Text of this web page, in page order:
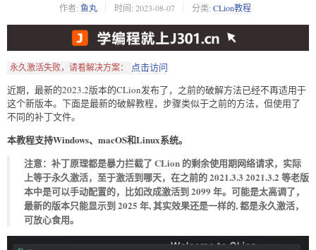
作者: 鱼丸 时间: 2023-08-07 分类: CLion教程
永久激活失败，请看解决方案：
点击访问
近期，最新的2023.2版本的CLion发布了，之前的破解方法已经不再适用于
这个新版本。下面是最新的破解教程，步骤类似于之前的方法，但使用了
不同的补丁文件。
本教程支持Windows、macOS和Linux系统。
注意：补丁原理都是暴力拦截了 CLion 的剩余使用期网络请求，实际
上等于永久激活，至于激活到哪天，在之前的 2021.3.3 2021.3.2 等老版
本中是可以手动配置的，比如改成激活到 2099 年。可能是太高调了，
最新的版本只能显示到 2025 年, 其实效果还是一样的, 都是永久激活，
可放心食用。